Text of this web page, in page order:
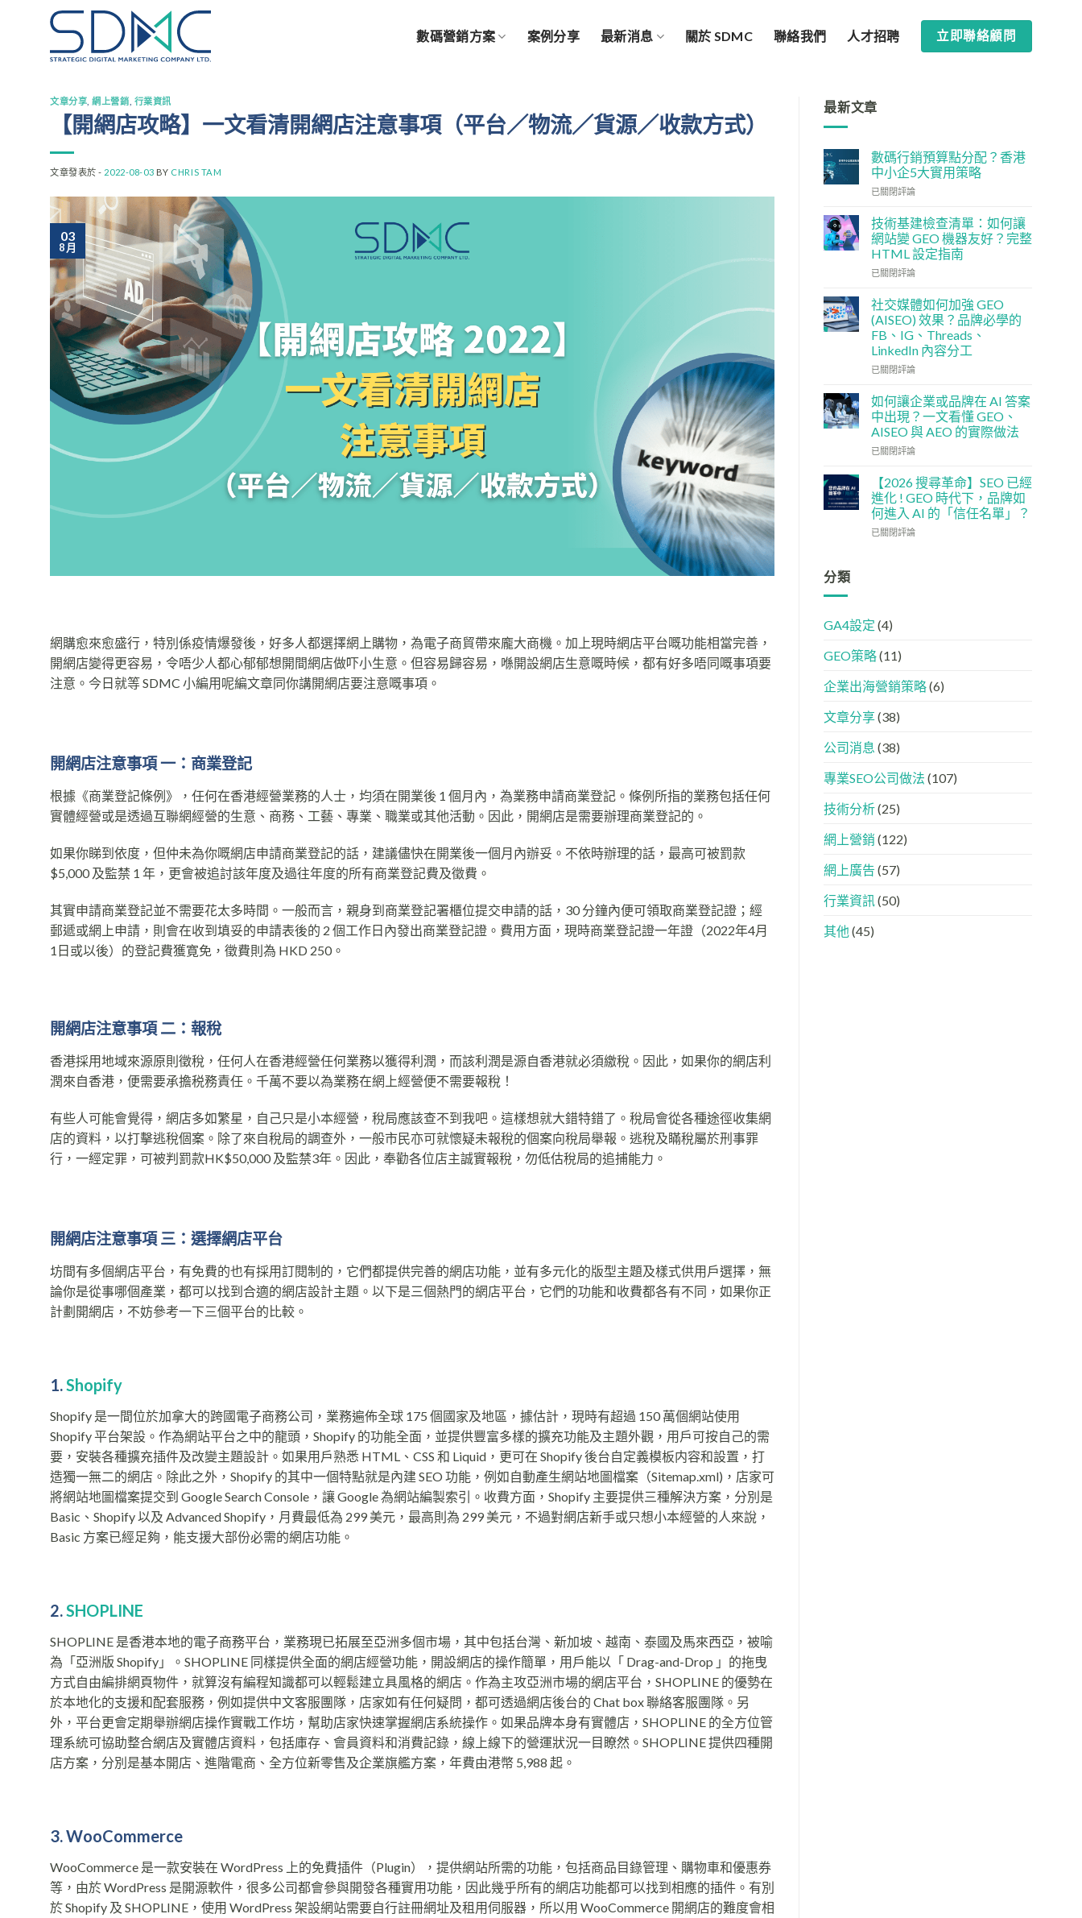
數碼營銷方案 案例分享 最新消息 關於 SDMC 聯絡我們 人才招聘 立即聯絡顧問
文章分享 ,網上營銷 行業資訊
【開網店攻略】一文看清開網店注意事項（平台／物流／貨源／收款方式）
文章發表於 - 2022-08-03 BY CHRIS TAM
03
8 月
網購愈來愈盛行，特別係疫情爆發後，好多人都選擇網上購物，為電子商貿帶來龐大商機。加上現時網店平台嘅功能相當完善，
開網店變得更容易，令唔少人都心郁郁想開間網店做吓小生意。但容易歸容易，喺開設網店生意嘅時候，都有好多唔同嘅事項要
注意。今日就等 SDMC 小編用呢編文章同你講開網店要注意嘅事項。
開網店注意事項 一：商業登記
根據《商業登記條例》，任何在香港經營業務的人士，均須在開業後 1 個月內，為業務申請商業登記。條例所指的業務包括任何
實體經營或是透過互聯網經營的生意、商務、工藝、專業、職業或其他活動。因此，開網店是需要辦理商業登記的。
如果你睇到依度，但仲未為你嘅網店申請商業登記的話，建議儘快在開業後一個月內辦妥。不依時辦理的話，最高可被罰款
$5,000 及監禁 1 年，更會被追討該年度及過往年度的所有商業登記費及徵費。
其實申請商業登記並不需要花太多時間。一般而言，親身到商業登記署櫃位提交申請的話，30 分鐘內便可領取商業登記證；經
郵遞或網上申請，則會在收到填妥的申請表後的 2 個工作日內發出商業登記證。費用方面，現時商業登記證一年證（2022年4月
1日或以後）的登記費獲寛免，徵費則為 HKD 250。
開網店注意事項 二：報稅
香港採用地域來源原則徵稅，任何人在香港經營任何業務以獲得利潤，而該利潤是源自香港就必須繳稅。因此，如果你的網店利
潤來自香港，便需要承擔税務責任。千萬不要以為業務在網上經營便不需要報稅！
有些人可能會覺得，網店多如繁星，自己只是小本經營，稅局應該查不到我吧。這樣想就大錯特錯了。稅局會從各種途徑收集網
店的資料，以打擊逃稅個案。除了來自稅局的調查外，一般市民亦可就懷疑未報稅的個案向稅局舉報。逃稅及瞞稅屬於刑事罪
行，一經定罪，可被判罰款HK$50,000 及監禁3年。因此，奉勸各位店主誠實報稅，勿低估稅局的追捕能力。
開網店注意事項 三：選擇網店平台
坊間有多個網店平台，有免費的也有採用訂閱制的，它們都提供完善的網店功能，並有多元化的版型主題及樣式供用戶選擇，無
論你是從事哪個產業，都可以找到合適的網店設計主題。以下是三個熱門的網店平台，它們的功能和收費都各有不同，如果你正
計劃開網店，不妨參考一下三個平台的比較。
1.Shopify
Shopify 是一間位於加拿大的跨國電子商務公司，業務遍佈全球 175 個國家及地區，據估計，現時有超過 150 萬個網站使用
Shopify 平台架設。作為網站平台之中的龍頭，Shopify 的功能全面，並提供豐富多樣的擴充功能及主題外觀，用戶可按自己的需
要，安裝各種擴充插件及改變主題設計。如果用戶熟悉 HTML、CSS 和 Liquid，更可在 Shopify 後台自定義模板内容和設置，打
造獨一無二的網店。除此之外，Shopify 的其中一個特點就是內建 SEO 功能，例如自動產生網站地圖檔案（Sitemap.xml)，店家可
將網站地圖檔案提交到 Google Search Console，讓 Google 為網站編製索引。收費方面，Shopify 主要提供三種解決方案，分別是
Basic、Shopify 以及 Advanced Shopify，月費最低為 299 美元，最高則為 299 美元，不過對網店新手或只想小本經營的人來說，
Basic 方案已經足夠，能支援大部份必需的網店功能。
2.SHOPLINE
SHOPLINE 是香港本地的電子商務平台，業務現已拓展至亞洲多個市場，其中包括台灣、新加坡、越南、泰國及馬來西亞，被喻
為「亞洲版 Shopify」。SHOPLINE 同樣提供全面的網店經營功能，開設網店的操作簡單，用戶能以「 Drag-and-Drop 」的拖曳
方式自由編排網頁物件，就算沒有編程知識都可以輕鬆建立具風格的網店。作為主攻亞洲市場的網店平台，SHOPLINE 的優勢在
於本地化的支援和配套服務，例如提供中文客服團隊，店家如有任何疑問，都可透過網店後台的 Chat box 聯絡客服團隊。另
外，平台更會定期舉辦網店操作實戰工作坊，幫助店家快速掌握網店系統操作。如果品牌本身有實體店，SHOPLINE 的全方位管
理系統可協助整合網店及實體店資料，包括庫存、會員資料和消費記錄，線上線下的營運狀況一目瞭然。SHOPLINE 提供四種開
店方案，分別是基本開店、進階電商、全方位新零售及企業旗艦方案，年費由港幣 5,988 起。
3. WooCommerce
WooCommerce 是一款安裝在 WordPress 上的免費插件（Plugin），提供網站所需的功能，包括商品目錄管理、購物車和優惠券
等，由於 WordPress 是開源軟件，很多公司都會參與開發各種實用功能，因此幾乎所有的網店功能都可以找到相應的插件。有別
於 Shopify 及 SHOPLINE，使用 WordPress 架設網站需要自行註冊網址及租用伺服器，所以用 WooCommerce 開網店的難度會相
最新文章
數碼行銷預算點分配？香港
中小企5大實用策略
數
行
銷
預
算
點
配？
香
港
中
小
企
大
實
用
策
略
已關閉評論
技術基建檢查清單：如何讓
網站變 GEO 機器友好？完整
HTML 設定指南
技
基
建
檢
查
清
單：
何
讓
網
站
變
器
友
好？
完
已關閉評論
社交媒體如何加強 GEO
(AISEO) 效果？品牌必學的
FB、IG、Threads、
LinkedIn 內容分工
社
媒
體
如
何
加
GEO
(AISEO)
效
果？
品
Threads、
內
分
已關閉評論
如何讓企業或品牌在 AI 答案
中出現？一文看懂 GEO、
AISEO 與 AEO 的實際做法
如
企
業
或
品
出
一
看
懂
AISEO
AEO
實
做
已關閉評論
【2026 搜尋革命】SEO 已經
進化 ! GEO 時代下，品牌如
何進入 AI 的「信任名單」？
【2026
經
化
GEO
時
下，
牌
何
入
AI
的
「信
名
已關閉評論
分類
GA4設定 (4)
GEO策略(11)
企業出海營銷策略(6)
文章分享(38)
公司消息 (38)
專業SEO公司做法 (107)
技術分析(25)
網上營銷 (122)
網上廣告 (57)
行業資訊(50)
其他 (45)